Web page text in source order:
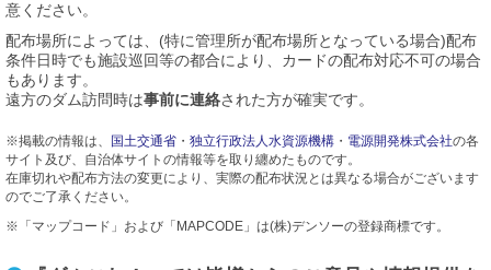
意ください。
配布場所によっては、(特に管理所が配布場所となっている場合)配布
条件日時でも施設巡回等の都合により、カードの配布対応不可の場合
もあります。
遠方のダム訪問時は事前に連絡された方が確実です。
※掲載の情報は、 国土交通省 ・ 独立行政法人水資源機構 ・ 電源開発株式会社の各
サイト及び、自治体サイトの情報等を取り纏めたものです。
在庫切れや配布方法の変更により、実際の配布状況とは異なる場合がございます
のでご了承ください。
※「マップコード」および「MAPCODE」は(株)デンソーの登録商標です。